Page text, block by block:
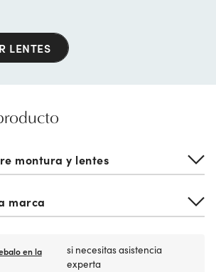
LENTES
montura y lentes
marca
en la
si necesitas asistencia
experta